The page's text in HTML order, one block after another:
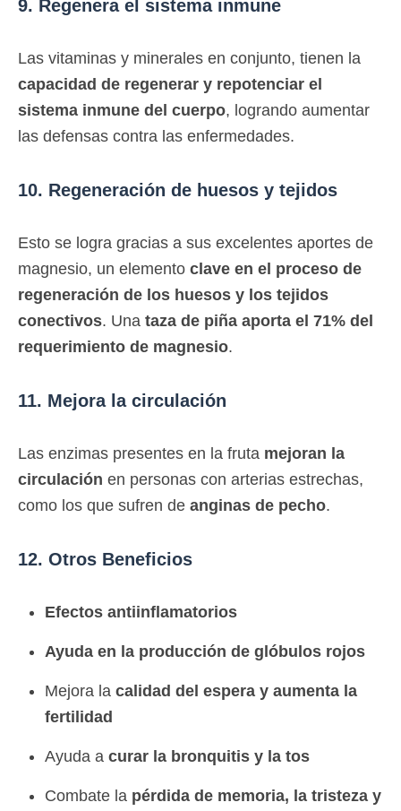
9. Regenera el sistema inmune
Las vitaminas y minerales en conjunto, tienen la
capacidad de regenerar y repotenciar el
sistema inmune del cuerpo, logrando aumentar
las defensas contra las enfermedades.
10. Regeneración de huesos y tejidos
Esto se logra gracias a sus excelentes aportes de
magnesio, un elemento clave en el proceso de
regeneración de los huesos y los tejidos
conectivos. Una taza de piña aporta el 71% del
requerimiento de magnesio.
11. Mejora la circulación
Las enzimas presentes en la fruta mejoran la
circulación en personas con arterias estrechas,
como los que sufren de anginas de pecho.
12. Otros Beneficios
Efectos antiinflamatorios
Ayuda en la producción de glóbulos rojos
Mejora la calidad del espera y aumenta la
fertilidad
Ayuda a curar la bronquitis y la tos
Combate la pérdida de memoria, la tristeza y